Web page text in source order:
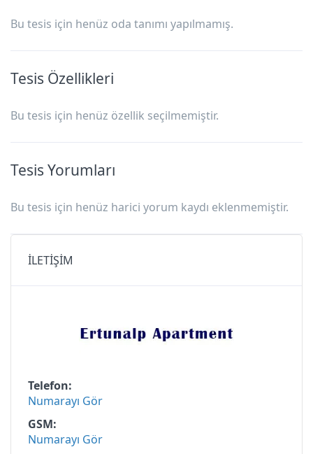
Bu tesis için henüz oda tanımı yapılmamış.
Tesis Özellikleri
Bu tesis için henüz özellik seçilmemiştir.
Tesis Yorumları
Bu tesis için henüz harici yorum kaydı eklenmemiştir.
İLETİŞİM
Telefon
Numarayı Gör
GSM
Numarayı Gör